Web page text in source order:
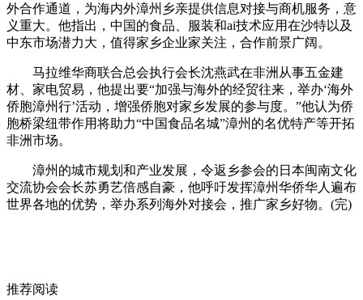
外合作通道，为海内外漳州乡亲提供信息对接与商机服务，意
义重大。他指出，中国的食品、服装和ai技术应用在沙特以及
中东市场潜力大，值得家乡企业家关注，合作前景广阔。
马拉维华商联合总会执行会长沈燕武在非洲从事五金建
材、家电贸易，他提出要“加强与海外的经贸往来，举办‘海外
侨胞漳州行’活动，增强侨胞对家乡发展的参与度。”他认为侨
胞桥梁纽带作用将助力“中国食品名城”漳州的名优特产等开拓
非洲市场。
漳州的城市规划和产业发展，令返乡参会的日本闽南文化
交流协会会长苏勇艺倍感自豪，他呼吁发挥漳州华侨华人遍布
世界各地的优势，举办系列海外对接会，推广家乡好物。(完)
推荐阅读